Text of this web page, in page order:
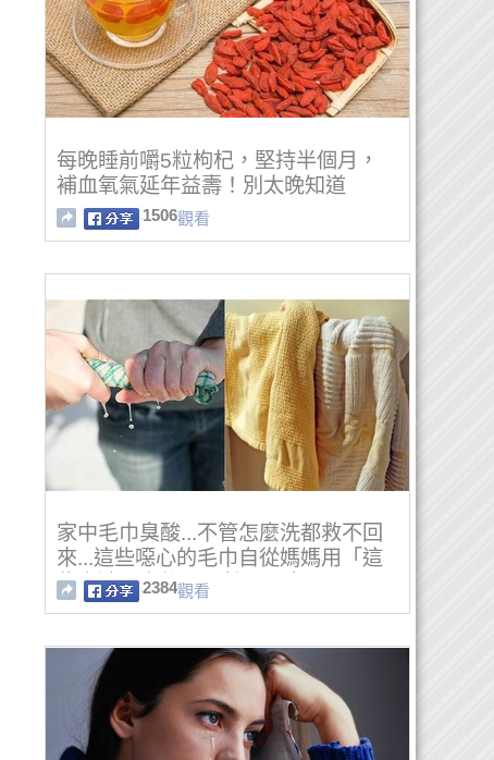
每晚睡前嚼5粒枸杞，堅持半個月，
補血氧氣延年益壽！別太晚知道
1506觀看
家中毛巾臭酸...不管怎麼洗都救不回
來...這些噁心的毛巾自從媽媽用「這
些方法」之後，居然不再臭了
2384觀看